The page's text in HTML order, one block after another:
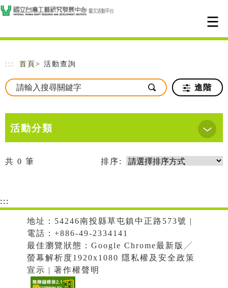
跳到主要內容
網站導覽
::: 首頁 > 活動查詢
進階
活動分類
共 0 筆 排序:
:::
地址：54246南投縣草屯鎮中正路573號 |
電話：+886-49-2334141
最佳瀏覽狀態：Google Chrome最新版╱
螢幕解析度1920x1080 隱私權及安全政策
宣示 | 著作權聲明